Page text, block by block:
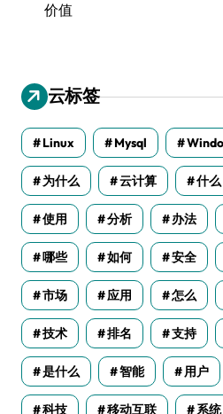
价值
云标签
Linux Mysql
为什么 云计算 什么
使用 分析 办法
哪些 如何 安全
市场 应用 怎么
技术 排名 支持
是什么 智能 用户
科技 移动互联 系统